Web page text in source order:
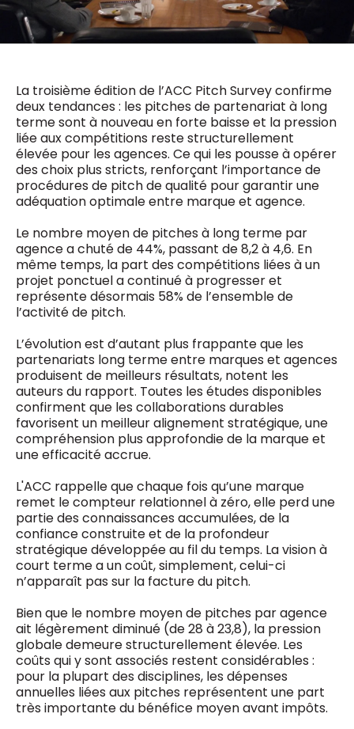
La troisième édition de l’ACC Pitch Survey confirme
deux tendances : les pitches de partenariat à long
terme sont à nouveau en forte baisse et la pression
liée aux compétitions reste structurellement
élevée pour les agences. Ce qui les pousse à opérer
des choix plus stricts, renforçant l’importance de
procédures de pitch de qualité pour garantir une
adéquation optimale entre marque et agence.
Le nombre moyen de pitches à long terme par
agence a chuté de 44%, passant de 8,2 à 4,6. En
même temps, la part des compétitions liées à un
projet ponctuel a continué à progresser et
représente désormais 58% de l’ensemble de
l’activité de pitch.
L’évolution est d’autant plus frappante que les
partenariats long terme entre marques et agences
produisent de meilleurs résultats, notent les
auteurs du rapport. Toutes les études disponibles
confirment que les collaborations durables
favorisent un meilleur alignement stratégique, une
compréhension plus approfondie de la marque et
une efficacité accrue.
L'ACC rappelle que chaque fois qu’une marque
remet le compteur relationnel à zéro, elle perd une
partie des connaissances accumulées, de la
confiance construite et de la profondeur
stratégique développée au fil du temps. La vision à
court terme a un coût, simplement, celui-ci
n’apparaît pas sur la facture du pitch.
Bien que le nombre moyen de pitches par agence
ait légèrement diminué (de 28 à 23,8), la pression
globale demeure structurellement élevée. Les
coûts qui y sont associés restent considérables :
pour la plupart des disciplines, les dépenses
annuelles liées aux pitches représentent une part
très importante du bénéfice moyen avant impôts.
0498 88 64 89
f.bouchar@mm.be
Griet Byl
0475 97 12 57
g.byl@mm.be
Chief Editor
Damien Lemaire
0477 37 31 65
d.lemaire@mm.be
VALIDER
Daily
Freemium
access
5 x week
MM e - News
1 x week
MM Brunch
1 x week
MM Tech
10 x year
MM Best of
Research
4 x year
MM Magazine
(digital)
Des questions ?